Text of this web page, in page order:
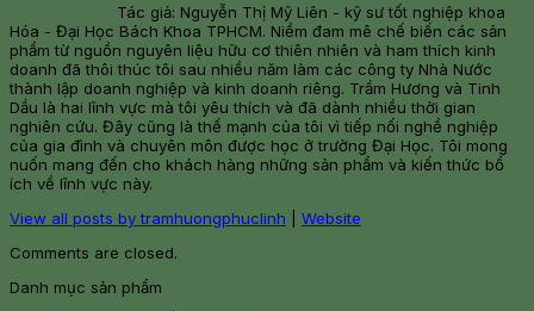
Tác giả: Nguyễn Thị Mỹ Liên - kỹ sư tốt nghiệp khoa
Hóa - Đại Học Bách Khoa TPHCM. Niềm đam mê chế biến các sản
phẩm từ nguồn nguyên liệu hữu cơ thiên nhiên và ham thích kinh
doanh đã thôi thúc tôi sau nhiều năm làm các công ty Nhà Nước
thành lập doanh nghiệp và kinh doanh riêng. Trầm Hương và Tinh
Dầu là hai lĩnh vực mà tôi yêu thích và đã dành nhiều thời gian
nghiên cứu. Đây cũng là thế mạnh của tôi vì tiếp nối nghề nghiệp
của gia đình và chuyên môn được học ở trường Đại Học. Tôi mong
nuốn mang đến cho khách hàng những sản phẩm và kiến thức bổ
ích về lĩnh vực này.
View all posts by tramhuongphuclinh
Website
Comments are closed.
Danh mục sản phẩm